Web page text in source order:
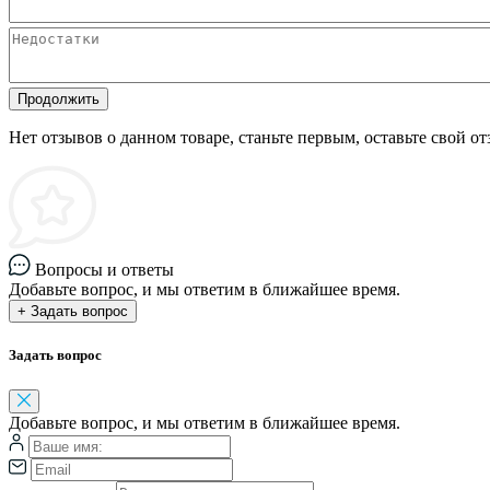
Продолжить
Нет отзывов о данном товаре, станьте первым, оставьте свой
Вопросы и ответы
Добавьте вопрос, и мы ответим в ближайшее время.
+ Задать вопрос
Задать вопрос
Добавьте вопрос, и мы ответим в ближайшее время.